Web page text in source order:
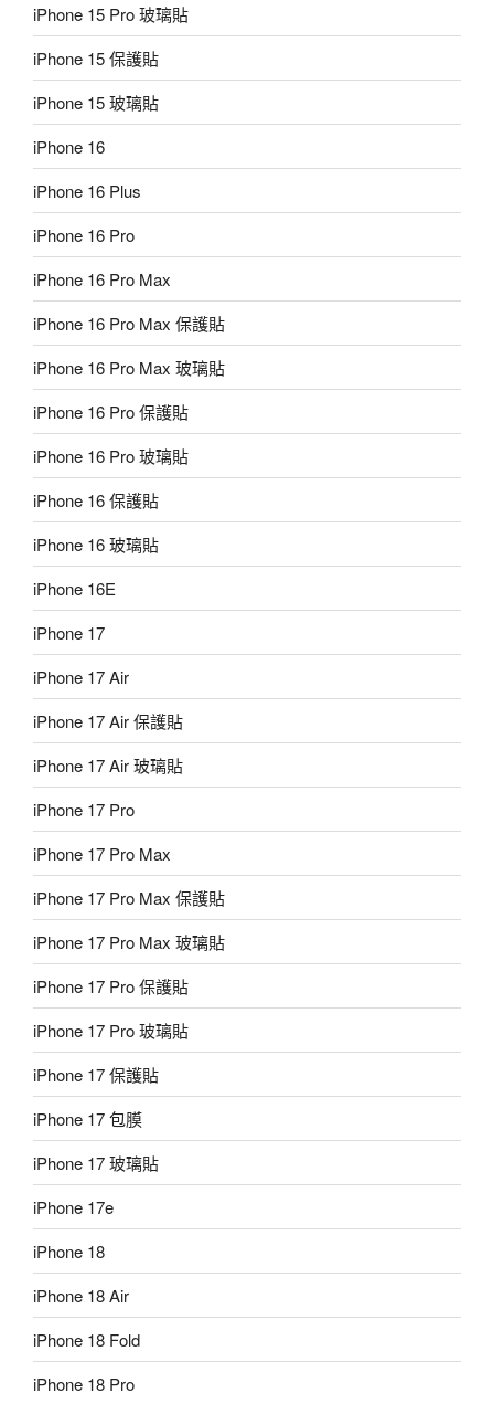
iPhone 15 Pro 玻璃貼
iPhone 15 保護貼
iPhone 15 玻璃貼
iPhone 16
iPhone 16 Plus
iPhone 16 Pro
iPhone 16 Pro Max
iPhone 16 Pro Max 保護貼
iPhone 16 Pro Max 玻璃貼
iPhone 16 Pro 保護貼
iPhone 16 Pro 玻璃貼
iPhone 16 保護貼
iPhone 16 玻璃貼
iPhone 16E
iPhone 17
iPhone 17 Air
iPhone 17 Air 保護貼
iPhone 17 Air 玻璃貼
iPhone 17 Pro
iPhone 17 Pro Max
iPhone 17 Pro Max 保護貼
iPhone 17 Pro Max 玻璃貼
iPhone 17 Pro 保護貼
iPhone 17 Pro 玻璃貼
iPhone 17 保護貼
iPhone 17 包膜
iPhone 17 玻璃貼
iPhone 17e
iPhone 18
iPhone 18 Air
iPhone 18 Fold
iPhone 18 Pro